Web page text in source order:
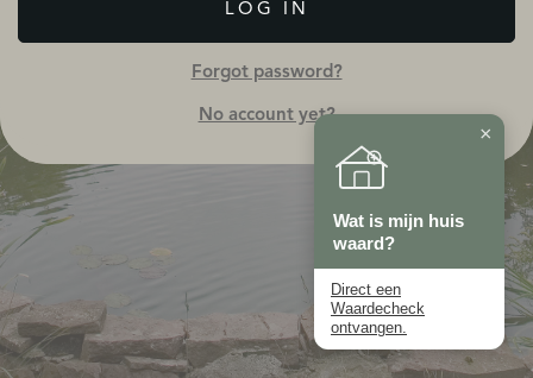
LOG IN
Forgot password?
No account yet?
×
Wat is mijn huis
waard?
Direct een
Waardecheck
ontvangen.